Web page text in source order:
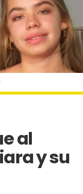
al
y su